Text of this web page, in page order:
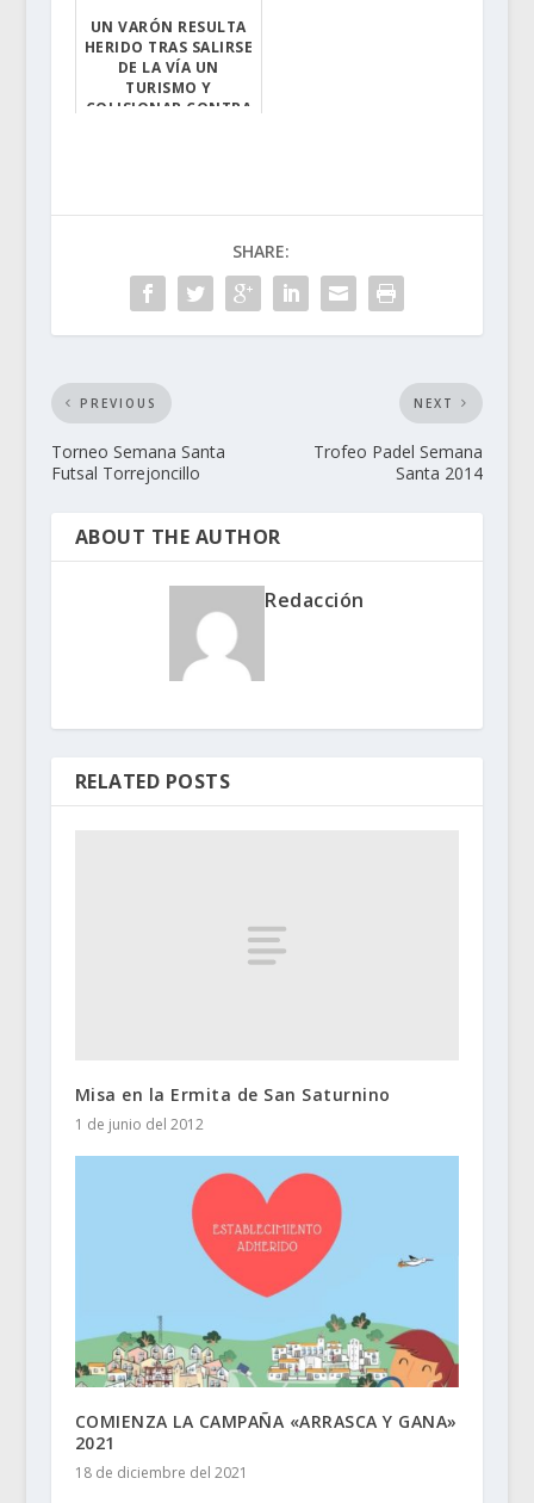
CENTROS ESCOLARES
DE LA...
Fuente: Regiónd...
UN VARÓN RESULTA
HERIDO TRAS SALIRSE
DE LA VÍA UN
TURISMO Y
COLISIONAR CONTRA
SHARE:
PREVIOUS
Torneo Semana Santa
Futsal Torrejoncillo
NEXT
Trofeo Padel Semana
Santa 2014
ABOUT THE AUTHOR
Redacción
RELATED POSTS
Misa en la Ermita de San Saturnino
1 de junio del 2012
COMIENZA LA CAMPAÑA «ARRASCA Y GANA»
2021
18 de diciembre del 2021